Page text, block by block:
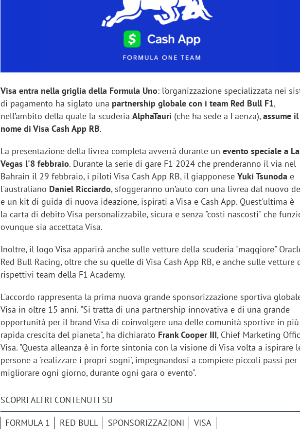
Visa entra nella griglia della Formula Uno: l’organizzazione specializzata nei
di pagamento ha siglato una partnership globale con i team Red Bull F1,
nell’ambito della quale la scuderiaAlphaTauri (che ha sede a Faenza),assume il
nome di Visa Cash App RB.
La presentazione della livrea completa avverrà durante unevento speciale a
Vegas l'8 febbraio. Durante la serie di gare F1 2024 che prenderanno il via nel
Bahrain il 29 febbraio, i piloti Visa Cash App RB, il giapponeseYuki Tsunoda e
l'australiano Daniel Ricciardo, sfoggeranno un’auto con una livrea dal nuovo
e un kit di guida di nuova ideazione, ispirati a Visa e Cash App. Quest'ultima è
la carta di debito Visa personalizzabile, sicura e senza "costi nascosti" che
ovunque sia accettata Visa.
Inoltre, il logo Visa apparirà anche sulle vetture della scuderia "maggiore"
Red Bull Racing, oltre che su quelle di Visa Cash App RB, e anche sulle vetture
rispettivi team della F1 Academy.
L'accordo rappresenta la prima nuova grande sponsorizzazione sportiva
Visa in oltre 15 anni. "Si tratta di una partnership innovativa e di una grande
opportunità per il brand Visa di coinvolgere una delle comunità sportive in più
rapida crescita del pianeta", ha dichiarato Frank Cooper III, Chief Marketing
Visa. "Questa alleanza è in forte sintonia con la visione di Visa volta a ispirare
persone a 'realizzare i propri sogni', impegnandosi a compiere piccoli passi per
migliorare ogni giorno, durante ogni gara o evento".
SCOPRI ALTRI CONTENUTI SU
FORMULA 1 RED BULL SPONSORIZZAZIONI VISA
Perez, Samsung Ads: «L'Italia è un
mercato strategico e continuerà a
Networking agli eventi: come la
"spreco di relazioni"